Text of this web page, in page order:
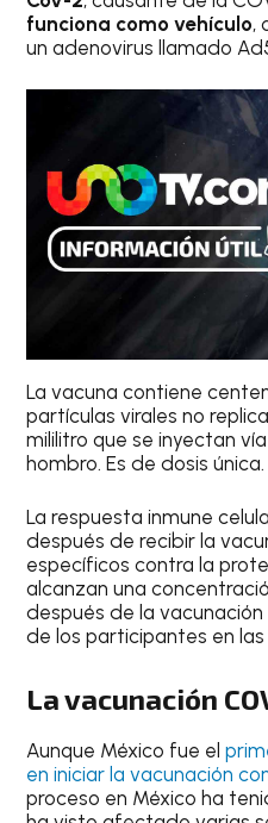
funciona como vehículo,
un adenovirus llamado
La vacuna contiene
partículas virales no
mililitro que se inyectan
hombro. Es de dosis única.
La respuesta inmune
después de recibir la
específicos contra la
alcanzan una
después de la
de los participantes en
La vacunación
Aunque México fue el
en iniciar la vacunación
proceso en México ha